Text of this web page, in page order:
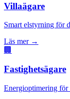
Villaägare
Smart elstyrning för
Läs mer→
🏢
Fastighetsägare
Energioptimering för